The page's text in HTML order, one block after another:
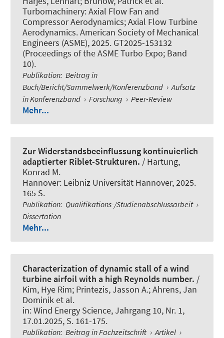
Turbomachinery: Axial Flow Fan and
Compressor Aerodynamics; Axial Flow Turbine
Aerodynamics. American Society of Mechanical
Engineers (ASME), 2025. GT2025-153132
(Proceedings of the ASME Turbo Expo; Band
10).
Publikation: Beitrag in
Buch/Bericht/Sammelwerk/Konferenzband › Aufsatz
in Konferenzband › Forschung › Peer-Review
Mehr...
Zur Widerstandsbeeinflussung kontinuierlich
adaptierter Riblet-Strukturen. / Hartung,
Konrad M.
Hannover: Leibniz Universität Hannover, 2025.
165 S.
Publikation: Qualifikations-/Studienabschlussarbeit ›
Dissertation
Mehr...
Characterization of dynamic stall of a wind
turbine airfoil with a high Reynolds number. /
Kim, Hye Rim; Printezis, Jasson A.; Ahrens, Jan
Dominik et al.
in:Wind Energy Science, Jahrgang 10, Nr. 1,
17.01.2025, S. 161-175.
Publikation: Beitrag in Fachzeitschrift › Artikel ›